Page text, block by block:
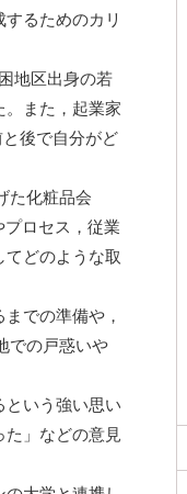
るためのカリ
地区出身の若
。また，起業家
と後で自分がど
た化粧品会
プロセス，従業
てどのような取
での準備や，
での戸惑いや
いう強い思い
た」などの意見